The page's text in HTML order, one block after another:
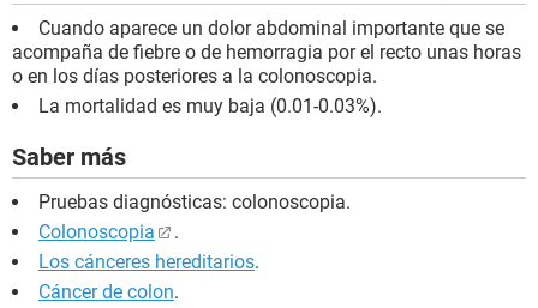
Cuando aparece un dolor abdominal importante que se
acompaña de fiebre o de hemorragia por el recto unas horas
o en los días posteriores a la colonoscopia.
La mortalidad es muy baja (0.01-0.03%).
Saber más
Pruebas diagnósticas: colonoscopia.
Colonoscopia
.
Los cánceres hereditarios.
Cáncer de colon.